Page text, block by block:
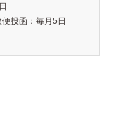
投函：毎月5日